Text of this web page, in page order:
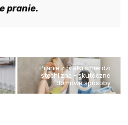
pranie.
Pranie z pralki śmierdzi
stęchlizną – skuteczne
domowe sposoby